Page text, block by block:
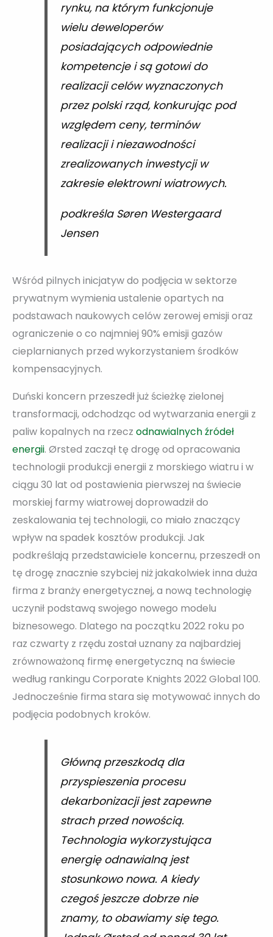
rynku, na którym funkcjonuje
wielu deweloperów
posiadających odpowiednie
kompetencje i są gotowi do
realizacji celów wyznaczonych
przez polski rząd, konkurując pod
względem ceny, terminów
realizacji i niezawodności
zrealizowanych inwestycji w
zakresie elektrowni wiatrowych.
podkreśla Søren Westergaard
Jensen
Wśród pilnych inicjatyw do podjęcia w sektorze
prywatnym wymienia ustalenie opartych na
podstawach naukowych celów zerowej emisji oraz
ograniczenie o co najmniej 90% emisji gazów
cieplarnianych przed wykorzystaniem środków
kompensacyjnych.
Duński koncern przeszedł już ścieżkę zielonej
transformacji, odchodząc od wytwarzania energii z
paliw kopalnych na rzecz odnawialnych źródeł
energii. Ørsted zaczął tę drogę od opracowania
technologii produkcji energii z morskiego wiatru i w
ciągu 30 lat od postawienia pierwszej na świecie
morskiej farmy wiatrowej doprowadził do
zeskalowania tej technologii, co miało znaczący
wpływ na spadek kosztów produkcji. Jak
podkreślają przedstawiciele koncernu, przeszedł on
tę drogę znacznie szybciej niż jakakolwiek inna duża
firma z branży energetycznej, a nową technologię
uczynił podstawą swojego nowego modelu
biznesowego. Dlatego na początku 2022 roku po
raz czwarty z rzędu został uznany za najbardziej
zrównoważoną firmę energetyczną na świecie
według rankingu Corporate Knights 2022 Global 100.
Jednocześnie firma stara się motywować innych do
podjęcia podobnych kroków.
Główną przeszkodą dla
przyspieszenia procesu
dekarbonizacji jest zapewne
strach przed nowością.
Technologia wykorzystująca
energię odnawialną jest
stosunkowo nowa. A kiedy
czegoś jeszcze dobrze nie
znamy, to obawiamy się tego.